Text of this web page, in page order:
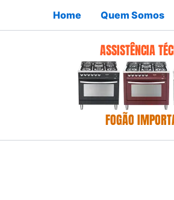
Home Quem Somos